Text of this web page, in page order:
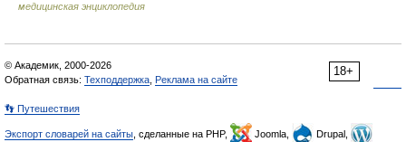
медицинская энциклопедия
18+
© Академик, 2000-2026
Обратная связь: Техподдержка Реклама на сайте
👣 Путешествия
Экспорт словарей на сайты , сделанные на PHP, Joomla,
Drupal,